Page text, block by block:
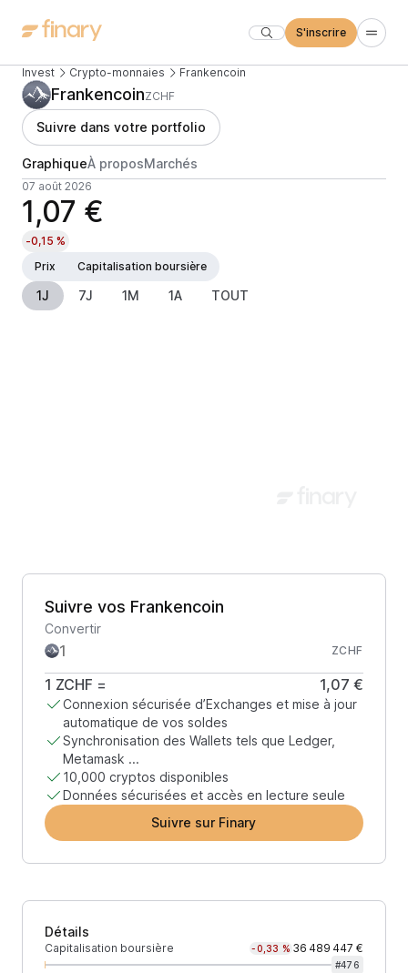
S'inscrire
Invest Crypto-monnaies Frankencoin
FrankencoinZCHF
Suivre dans votre portfolio
GraphiqueÀ proposMarchés
07 août 2026
1,07 €
-0,15 %
Prix
Capitalisation boursière
1J 7J 1M 1A TOUT
Suivre vos Frankencoin
Convertir
ZCHF
1 ZCHF = 1,07 €
Connexion sécurisée d’Exchanges et mise à jour
automatique de vos soldes
Synchronisation des Wallets tels que Ledger,
Metamask ...
10,000 cryptos disponibles
Données sécurisées et accès en lecture seule
Suivre sur Finary
Détails
Capitalisation boursière -0,33 % 36 489 447 €
#476